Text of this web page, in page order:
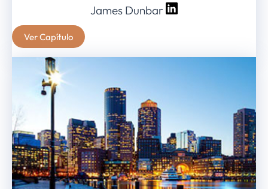
James Dunbar
Ver Capítulo